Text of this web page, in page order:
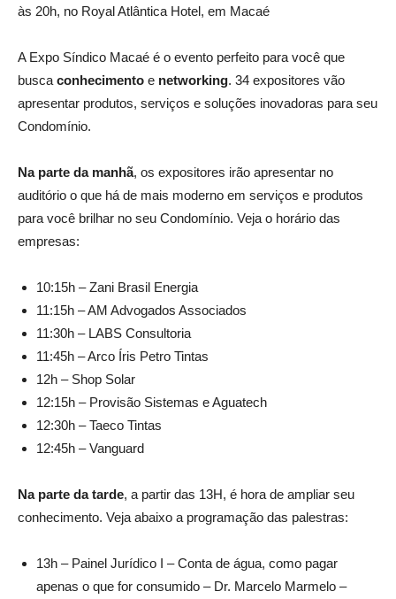
às 20h, no Royal Atlântica Hotel, em Macaé
A Expo Síndico Macaé é o evento perfeito para você que
busca conhecimento e networking. 34 expositores vão
apresentar produtos, serviços e soluções inovadoras para seu
Condomínio.
Na parte da manhã, os expositores irão apresentar no
auditório o que há de mais moderno em serviços e produtos
para você brilhar no seu Condomínio. Veja o horário das
empresas:
10:15h – Zani Brasil Energia
11:15h – AM Advogados Associados
11:30h – LABS Consultoria
11:45h – Arco Íris Petro Tintas
12h – Shop Solar
12:15h – Provisão Sistemas e Aguatech
12:30h – Taeco Tintas
12:45h – Vanguard
Na parte da tarde, a partir das 13H, é hora de ampliar seu
conhecimento. Veja abaixo a programação das palestras:
13h – Painel Jurídico I – Conta de água, como pagar
apenas o que for consumido – Dr. Marcelo Marmelo –